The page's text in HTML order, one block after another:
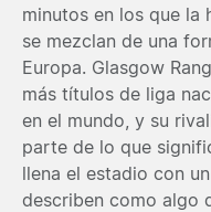
minutos en los que
se mezclan de una
Europa. Glasgow
más títulos de liga
en el mundo, y su
parte de lo que
llena el estadio con
describen como algo